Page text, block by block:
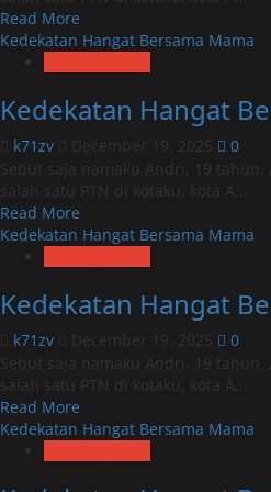
Read More
more
Hangat
Bersama
Mama
Kedekatan Hangat Bersama Mama
Kedekatan Hangat
k71zv December 19, 2025
0
Sebut saja namaku Andri, 19 tahun.
salah satu PTN di kotaku, kota A...
Read More
more
Hangat
Bersama
Mama
Kedekatan Hangat Bersama Mama
Kedekatan Hangat
k71zv December 19, 2025
0
Sebut saja namaku Andri, 19 tahun.
salah satu PTN di kotaku, kota A...
Read More
more
Kedekatan Hangat Bersama Mama